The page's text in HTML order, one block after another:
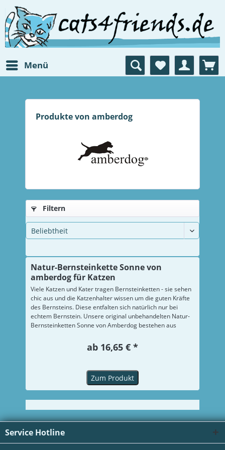
Menü
Produkte von amberdog
Filtern
Natur-Bernsteinkette Sonne von
amberdog für Katzen
Viele Katzen und Kater tragen Bernsteinketten - sie sehen
chic aus und die Katzenhalter wissen um die guten Kräfte
des Bernsteins. Diese entfalten sich natürlich nur bei
echtem Bernstein. Unsere original unbehandelten Natur-
Bernsteinketten Sonne von Amberdog bestehen aus
ab 16,65 € *
Zum Produkt
Service Hotline